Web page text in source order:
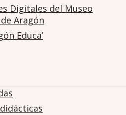
Digitales del Museo
Aragón
Educa’